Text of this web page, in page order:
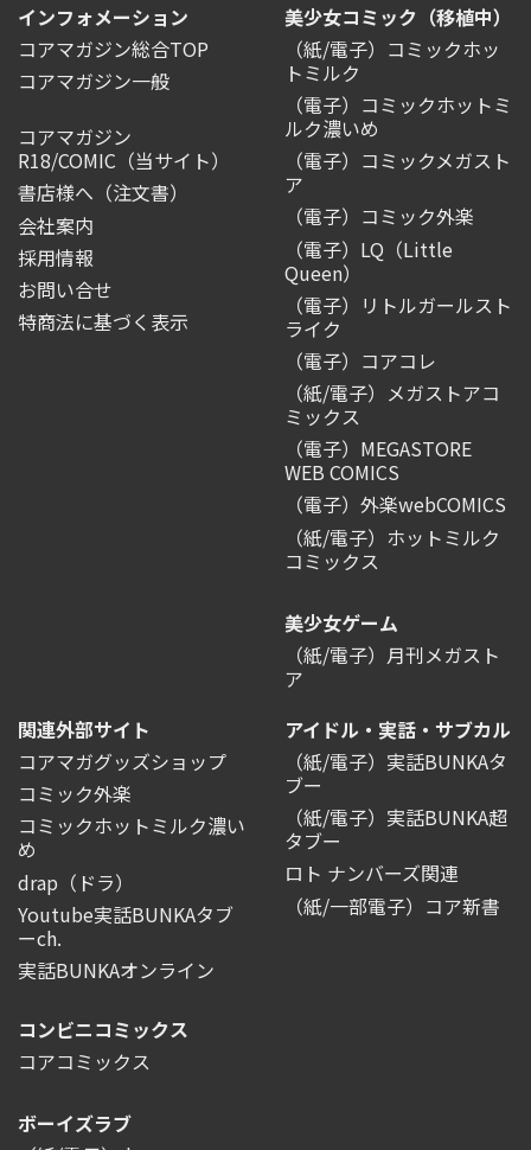
インフォメーション
コアマガジン総合TOP
コアマガジン一般
コアマガジン
R18/COMIC （当サイト）
書店様へ（注文書）
会社案内
採用情報
お問い合せ
特商法に基づく表示
美少女コミック（移植中）
（紙/電子）コミックホッ
トミルク
（電子）コミックホットミ
ルク濃いめ
（電子）コミックメガスト
ア
（電子）コミック外楽
（電子）LQ（Little
Queen）
（電子）リトルガールスト
ライク
（電子）コアコレ
（紙/電子）メガストアコ
ミックス
（電子）MEGASTORE
WEB COMICS
（電子）外楽webCOMICS
（紙/電子）ホットミルク
コミックス
美少女ゲーム
（紙/電子）月刊メガスト
ア
関連外部サイト
コアマガグッズショップ
コミック外楽
コミックホットミルク濃い
め
drap（ドラ）
Youtube実話BUNKAタブ
ーch.
実話BUNKAオンライン
アイドル・実話・サブカル
（紙/電子）実話BUNKAタ
ブー
（紙/電子）実話BUNKA超
タブー
ロト ナンバーズ関連
（紙/一部電子）コア新書
コンビニコミックス
コアコミックス
ボーイズラブ